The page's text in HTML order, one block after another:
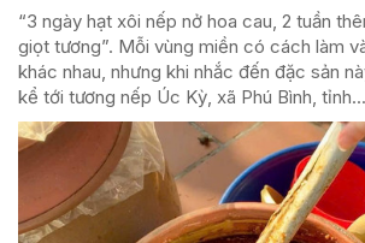
“3 ngày hạt xôi nếp nở hoa cau, 2 tuần
giọt tương”. Mỗi vùng miền có cách làm
khác nhau, nhưng khi nhắc đến đặc sản
kể tới tương nếp Úc Kỳ, xã Phú Bình, tỉnh...